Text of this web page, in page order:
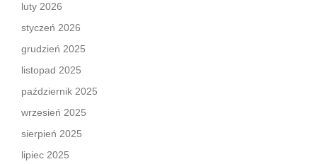
luty 2026
styczeń 2026
grudzień 2025
listopad 2025
październik 2025
wrzesień 2025
sierpień 2025
lipiec 2025